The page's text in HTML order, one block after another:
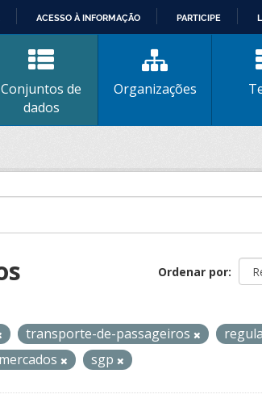
ACESSO À INFORMAÇÃO PARTICIPE
Conjuntos de
dados
Organizações
Ordenar por
transporte-de-passageiros
sgp